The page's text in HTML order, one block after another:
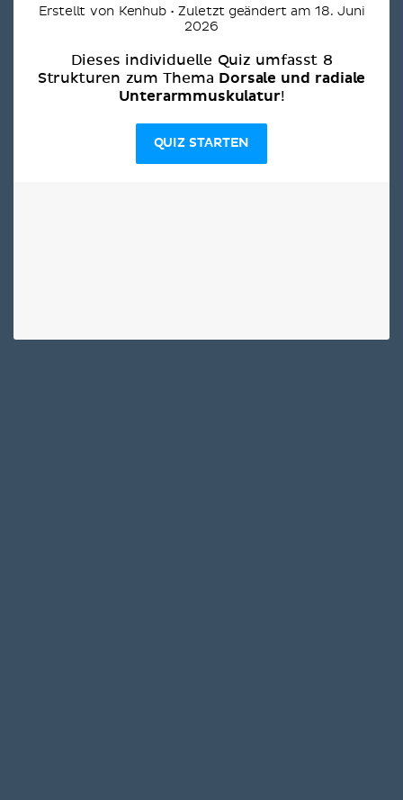
Erstellt von Kenhub • Zuletzt geändert am 18. Juni
2026
Dieses individuelle Quiz umfasst 8
Strukturen zum Thema Dorsale und radiale
Unterarmmuskulatur!
QUIZ STARTEN